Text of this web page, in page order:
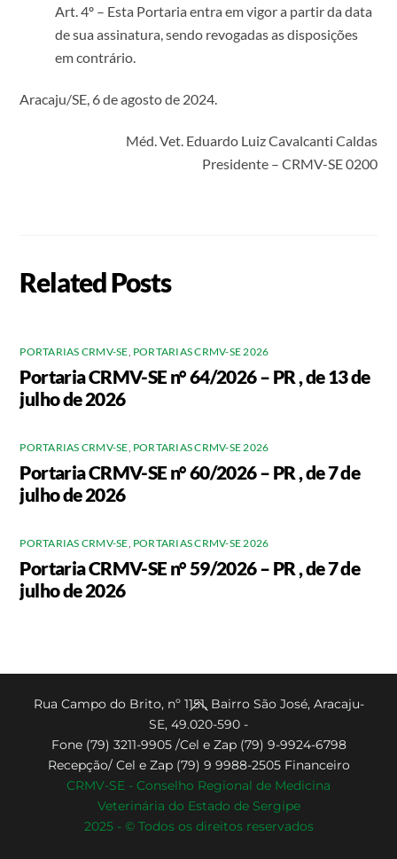
Art. 4º – Esta Portaria entra em vigor a partir da data
de sua assinatura, sendo revogadas as disposições
em contrário.
Aracaju/SE, 6 de agosto de 2024.
Méd. Vet. Eduardo Luiz Cavalcanti Caldas
Presidente – CRMV-SE 0200
Related Posts
PORTARIAS CRMV-SE, PORTARIAS CRMV-SE 2026
Portaria CRMV-SE n° 64/2026 – PR , de 13 de
julho de 2026
PORTARIAS CRMV-SE PORTARIAS CRMV-SE 2026
Portaria CRMV-SE n° 60/2026 – PR , de 7 de
julho de 2026
PORTARIAS CRMV-SE PORTARIAS CRMV-SE 2026
Portaria CRMV-SE n° 59/2026 – PR , de 7 de
julho de 2026
Back
To
Top
Rua Campo do Brito, nº 1151, Bairro São José, Aracaju-
SE, 49.020-590 -
Fone (79) 3211-9905 /Cel e Zap (79) 9-9924-6798
Recepção/ Cel e Zap (79) 9 9988-2505 Financeiro
CRMV-SE - Conselho Regional de Medicina
Veterinária do Estado de Sergipe
2025 - © Todos os direitos reservados